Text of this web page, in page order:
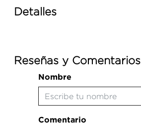
Detalles
Reseñas y Comentarios
Nombre
Comentario